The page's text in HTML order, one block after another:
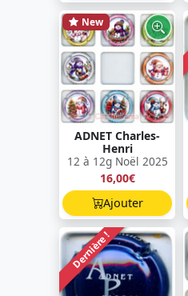
New
ADNET Charles-
Henri
12 à 12g Noël 2025
16,00€
Ajouter
Dernière !